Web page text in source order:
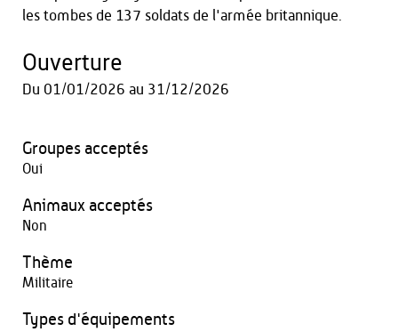
les tombes de 137 soldats de l'armée britannique.
Ouverture
Du 01/01/2026 au 31/12/2026
Groupes acceptés
Oui
Animaux acceptés
Non
Thème
Militaire
Types d'équipements